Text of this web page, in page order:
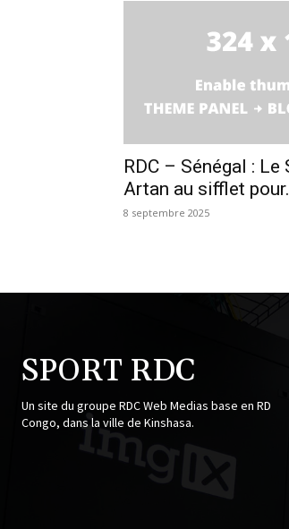
RDC – Sénégal :
Artan au sifflet
8 septembre 2025
SPORT RDC
Un site du groupe RDC Web Medias base en RD
Congo, dans la ville de Kinshasa.